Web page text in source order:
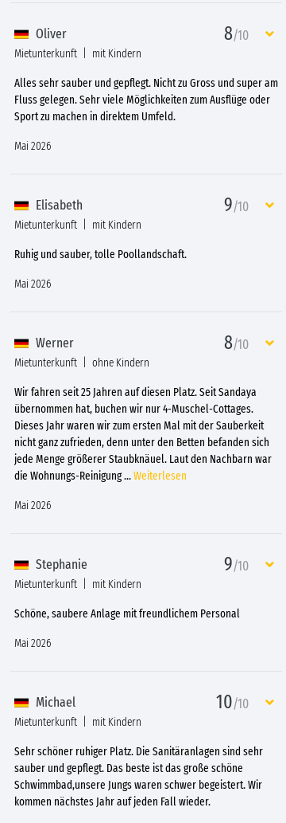
Oliver 8/10
Mietunterkunft mit Kindern
Alles sehr sauber und gepflegt. Nicht zu Gross und super am
Fluss gelegen. Sehr viele Möglichkeiten zum Ausflüge oder
Sport zu machen in direktem Umfeld.
Mai 2026
Elisabeth 9/10
Mietunterkunft mit Kindern
Ruhig und sauber, tolle Poollandschaft.
Mai 2026
Werner 8/10
Mietunterkunft ohne Kindern
Wir fahren seit 25 Jahren auf diesen Platz. Seit Sandaya
übernommen hat, buchen wir nur 4-Muschel-Cottages.
Dieses Jahr waren wir zum ersten Mal mit der Sauberkeit
nicht ganz zufrieden, denn unter den Betten befanden sich
jede Menge größerer Staubknäuel. Laut den Nachbarn war
die Wohnungs-Reinigung...Weiterlesen
Mai 2026
Stephanie 9/10
Mietunterkunft mit Kindern
Schöne, saubere Anlage mit freundlichem Personal
Mai 2026
Michael 10/10
Mietunterkunft mit Kindern
Sehr schöner ruhiger Platz. Die Sanitäranlagen sind sehr
sauber und gepflegt. Das beste ist das große schöne
Schwimmbad,unsere Jungs waren schwer begeistert. Wir
kommen nächstes Jahr auf jeden Fall wieder.